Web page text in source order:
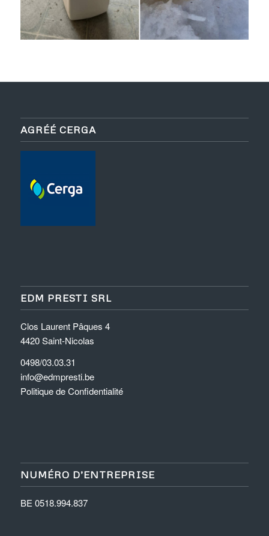
AGRÉÉ CERGA
EDM PRESTI SRL
Clos Laurent Pâques 4
4420 Saint-Nicolas
0498/03.03.31
info@edmpresti.be
Politique de Confidentialité
NUMÉRO D’ENTREPRISE
BE 0518.994.837